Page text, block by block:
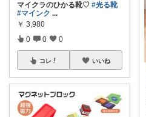
マイクラのひかる靴♡ #光る靴
#マインク ...
￥ 3,980
0 0 0
コレ いいね